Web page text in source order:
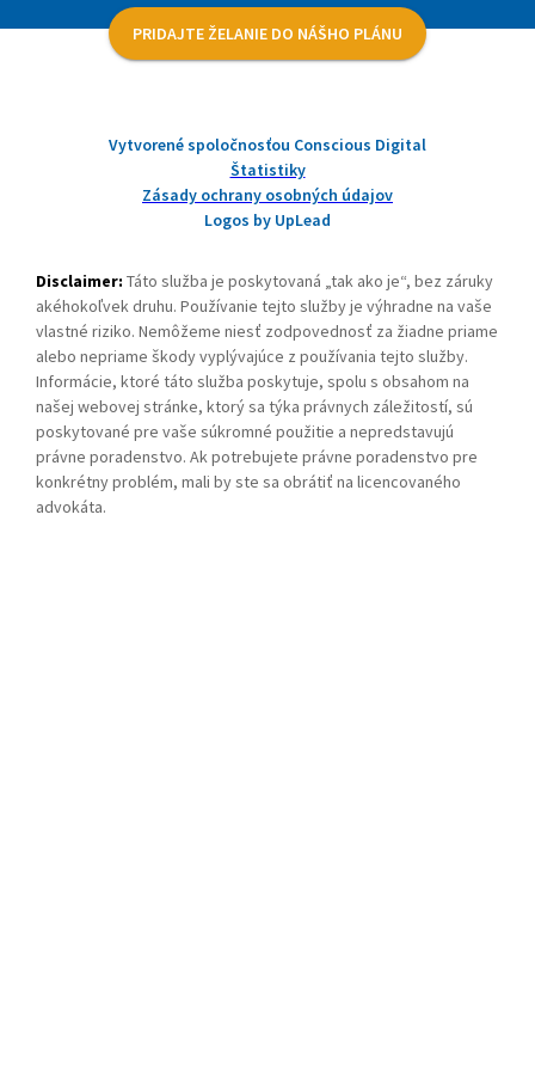
PRIDAJTE ŽELANIE DO NÁŠHO PLÁNU
Vytvorené spoločnosťou Conscious Digital
Štatistiky
Zásady ochrany osobných údajov
Logos by UpLead
Disclaimer: Táto služba je poskytovaná „tak ako je“, bez záruky
akéhokoľvek druhu. Používanie tejto služby je výhradne na vaše
vlastné riziko. Nemôžeme niesť zodpovednosť za žiadne priame
alebo nepriame škody vyplývajúce z používania tejto služby.
Informácie, ktoré táto služba poskytuje, spolu s obsahom na
našej webovej stránke, ktorý sa týka právnych záležitostí, sú
poskytované pre vaše súkromné použitie a nepredstavujú
právne poradenstvo. Ak potrebujete právne poradenstvo pre
konkrétny problém, mali by ste sa obrátiť na licencovaného
advokáta.